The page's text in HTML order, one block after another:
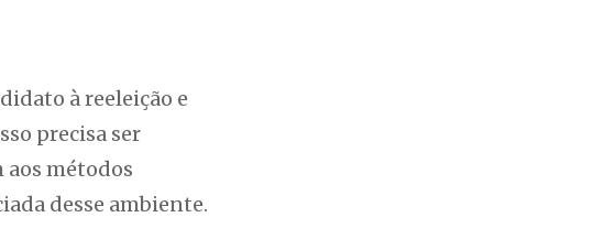
à reeleição e
precisa ser
aos métodos
desse ambiente.